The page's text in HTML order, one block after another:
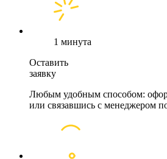
1 минута
Оставить
заявку
Любым удобным способом:
или связавшись с менеджером